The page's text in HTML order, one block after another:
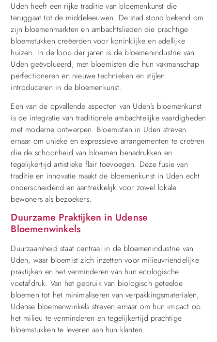
Uden heeft een rijke traditie van bloemenkunst die
teruggaat tot de middeleeuwen. De stad stond bekend om
zijn bloemenmarkten en ambachtslieden die prachtige
bloemstukken creëerden voor koninklijke en adellijke
huizen. In de loop der jaren is de bloemenindustrie van
Uden geëvolueerd, met bloemisten die hun vakmanschap
perfectioneren en nieuwe technieken en stijlen
introduceren in de bloemenkunst.
Een van de opvallende aspecten van Uden’s bloemenkunst
is de integratie van traditionele ambachtelijke vaardigheden
met moderne ontwerpen. Bloemisten in Uden streven
ernaar om unieke en expressieve arrangementen te creëren
die de schoonheid van bloemen benadrukken en
tegelijkertijd artistieke flair toevoegen. Deze fusie van
traditie en innovatie maakt de bloemenkunst in Uden echt
onderscheidend en aantrekkelijk voor zowel lokale
bewoners als bezoekers.
Duurzame Praktijken in Udense
Bloemenwinkels
Duurzaamheid staat centraal in de bloemenindustrie van
Uden, waar bloemist zich inzetten voor milieuvriendelijke
praktijken en het verminderen van hun ecologische
voetafdruk. Van het gebruik van biologisch geteelde
bloemen tot het minimaliseren van verpakkingsmaterialen,
Udense bloemenwinkels streven ernaar om hun impact op
het milieu te verminderen en tegelijkertijd prachtige
bloemstukken te leveren aan hun klanten.